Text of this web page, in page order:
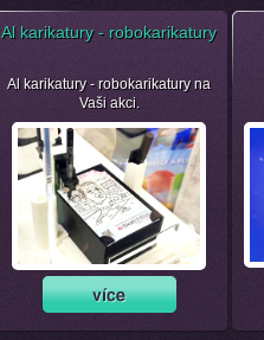
Al karikatury - robokarikatury
Al karikatury - robokarikatury na
Vaši akci.